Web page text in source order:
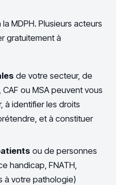
MDPH. Plusieurs acteurs
gratuitement à
de votre secteur, de
CAF ou MSA peuvent vous
à identifier les droits
et à constituer
ou de personnes
handicap, FNATH,
à votre pathologie)